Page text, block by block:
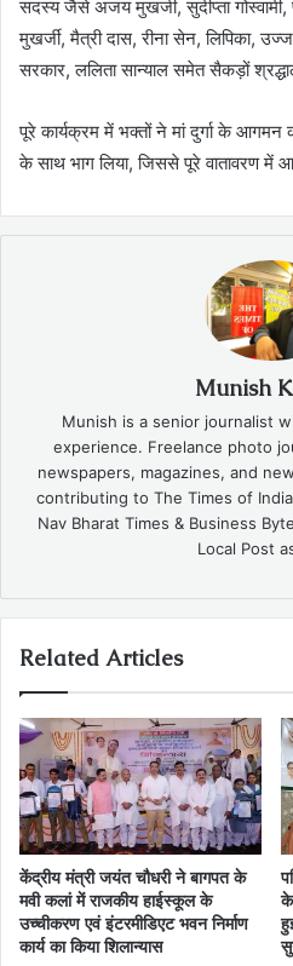
सदस्य जैसे अजय मुखर्जी, सुदीप्ता गोस्वामी,
मुखर्जी, मैत्री दास, रीना सेन, लिपिका,
सरकार, ललिता सान्याल समेत सैकड़ों
पूरे कार्यक्रम में भक्तों ने मां दुर्गा के
के साथ भाग लिया, जिससे पूरे वातावरण में
Munish
Munish is a senior journalist
experience. Freelance photo
newspapers, magazines, and
contributing to The Times of
Nav Bharat Times & Business
Local Post
Related Articles
केंद्रीय मंत्री जयंत चौधरी ने बागपत के
मवी कलां में राजकीय हाईस्कूल के
उच्चीकरण एवं इंटरमीडिएट भवन निर्माण
कार्य का किया शिलान्यास
के